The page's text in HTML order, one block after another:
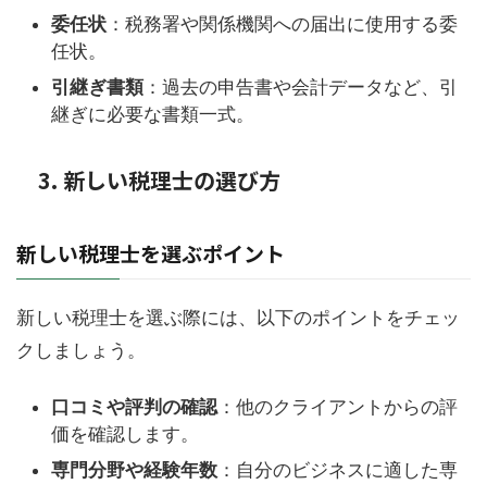
委任状 ：税務署や関係機関への届出に使用する委
任状。
引継ぎ書類：過去の申告書や会計データなど、引
継ぎに必要な書類一式。
3. 新しい税理士の選び方
新しい税理士を選ぶポイント
新しい税理士を選ぶ際には、以下のポイントをチェッ
クしましょう。
口コミや評判の確認 ：他のクライアントからの評
価を確認します。
専門分野や経験年数 ：自分のビジネスに適した専